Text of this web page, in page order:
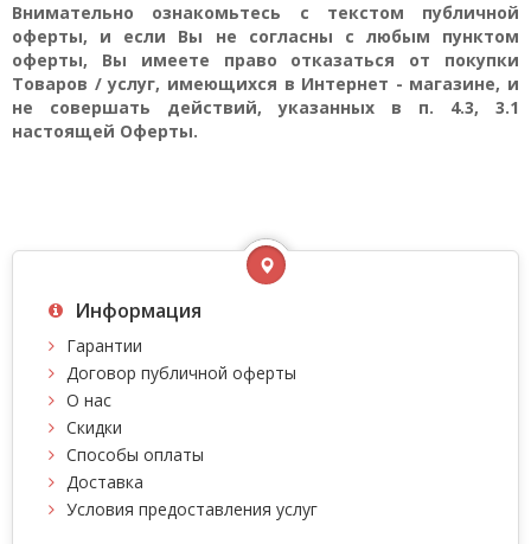
Внимательно ознакомьтесь с текстом публичной
оферты, и если Вы не согласны с любым пунктом
оферты, Вы имеете право отказаться от покупки
Товаров / услуг, имеющихся в Интернет - магазине, и
не совершать действий, указанных в п. 4.3, 3.1
настоящей Оферты.
Информация
Гарантии
Договор публичной оферты
О нас
Скидки
Способы оплаты
Доставка
Условия предоставления услуг